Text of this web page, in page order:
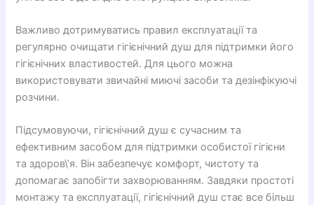
Важливо дотримуватись правил експлуатації та
регулярно очищати гігієнічний душ для підтримки його
гігієнічних властивостей. Для цього можна
використовувати звичайні миючі засоби та дезінфікуючі
розчини.
Підсумовуючи, гігієнічний душ є сучасним та
ефективним засобом для підтримки особистої гігієни
та здоров\’я. Він забезпечує комфорт, чистоту та
допомагає запобігти захворюванням. Завдяки простоті
монтажу та експлуатації, гігієнічний душ стає все більш